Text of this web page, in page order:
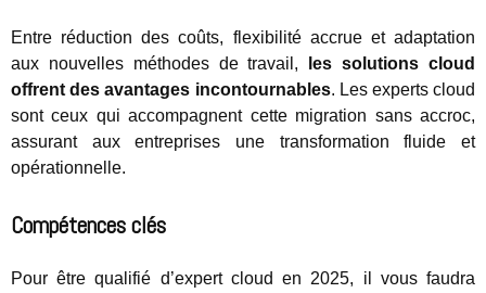
Entre réduction des coûts, flexibilité accrue et adaptation
aux nouvelles méthodes de travail,
les solutions cloud
offrent des avantages incontournables. Les experts cloud
sont ceux qui accompagnent cette migration sans accroc,
assurant aux entreprises une transformation fluide et
opérationnelle.
Compétences clés
Pour être qualifié d’expert cloud en 2025, il vous faudra